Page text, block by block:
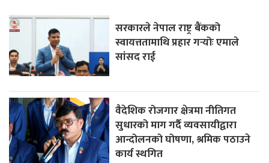
सरकारले नेपाल राष्ट्र बैंकको
स्वायत्ततामाथि प्रहार गर्‍योः एमाले
सांसद राई
वैदेशिक रोजगार क्षेत्रमा नीतिगत
सुधारको माग गर्दै व्यवसायीद्वारा
आन्दोलनको घोषणा, श्रमिक पठाउने
कार्य स्थगित